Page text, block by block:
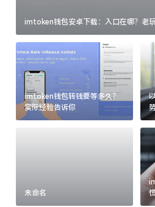
imtoken钱包安卓下载：入口在哪？老
imtoken钱包转钱要等多久？
实际经验告诉你
未命名